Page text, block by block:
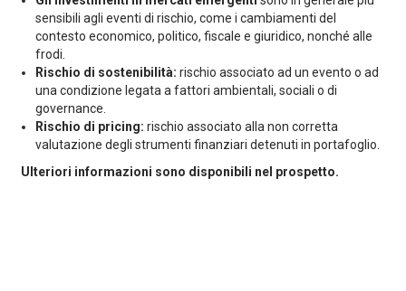
sensibili agli eventi di rischio, come i cambiamenti del
contesto economico, politico, fiscale e giuridico, nonché alle
frodi.
Rischio di sostenibilità: rischio associato ad un evento o ad
una condizione legata a fattori ambientali, sociali o di
governance.
Rischio di pricing: rischio associato alla non corretta
valutazione degli strumenti finanziari detenuti in portafoglio.
Ulteriori informazioni sono disponibili nel prospetto.